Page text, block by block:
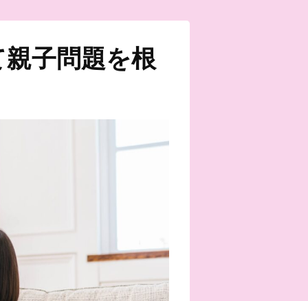
子問題を根